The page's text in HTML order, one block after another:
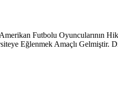
Futbolu Oyuncularının
Eğlenmek Amaçlı